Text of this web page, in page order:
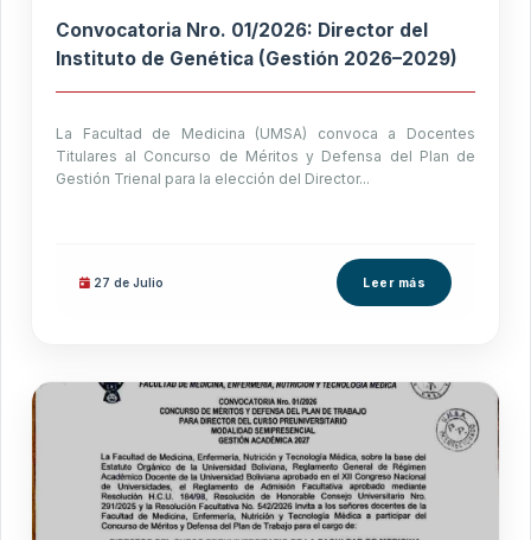
Convocatoria Nro. 01/2026: Director del
Instituto de Genética (Gestión 2026–2029)
La Facultad de Medicina (UMSA) convoca a Docentes
Titulares al Concurso de Méritos y Defensa del Plan de
Gestión Trienal para la elección del Director...
27 de Julio Leer más